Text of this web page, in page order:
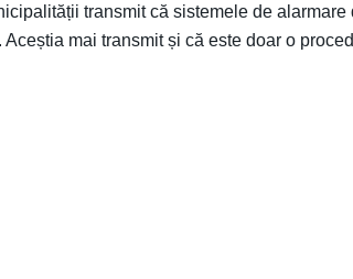
transmit că sistemele de
mai transmit și că este doar o